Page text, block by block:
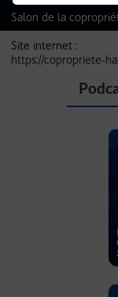
Salon de la
Site internet :
https://copropriete-